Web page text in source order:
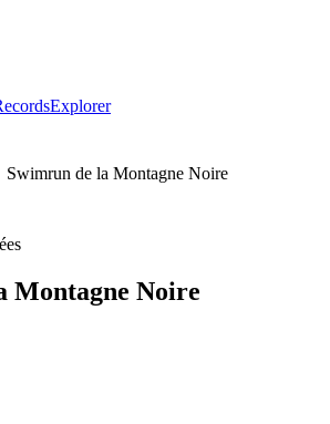
Explorer
Swimrun de la Montagne Noire
Montagne Noire